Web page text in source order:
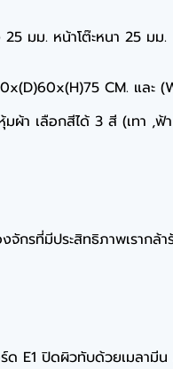
25 มม. หน้าโต๊ะหนา 25 มม.
CM. และ
ผ้า เลือกสีได้ 3 สี (เทา ,ฟ้
จักรที่มีประสิทธิภาพเรากล้
ด E1 ปิดผิวทับด้วยเมลา